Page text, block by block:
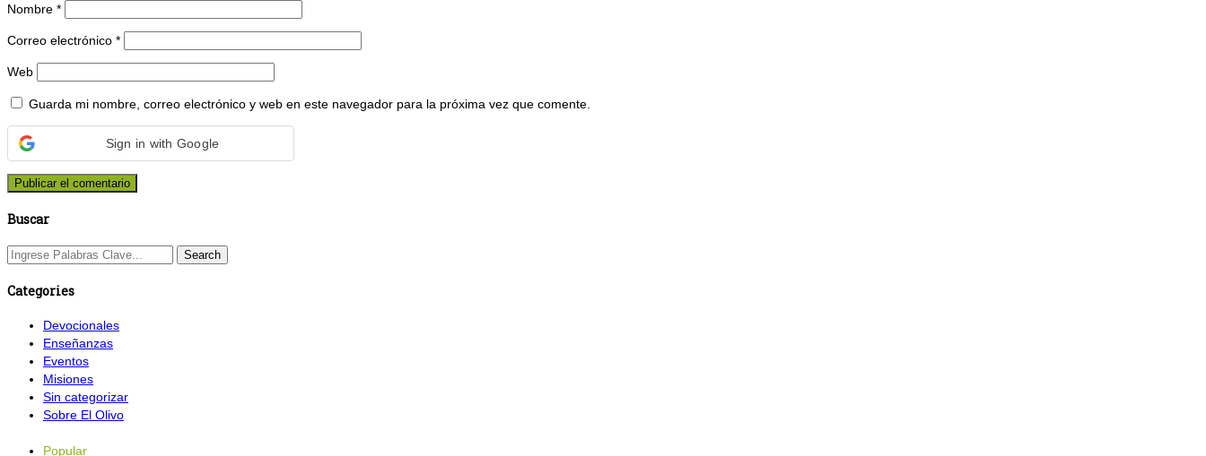
Nombre *
Correo electrónico *
Web
Guarda mi nombre, correo electrónico y web en este navegador para la próxima vez que comente.
Sign in with Google
Buscar
Categories
Devocionales
Enseñanzas
Eventos
Misiones
Sin categorizar
Sobre El Olivo
Popular